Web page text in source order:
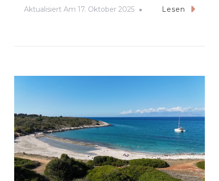
Aktualisiert Am 17. Oktober 2025 Lesen